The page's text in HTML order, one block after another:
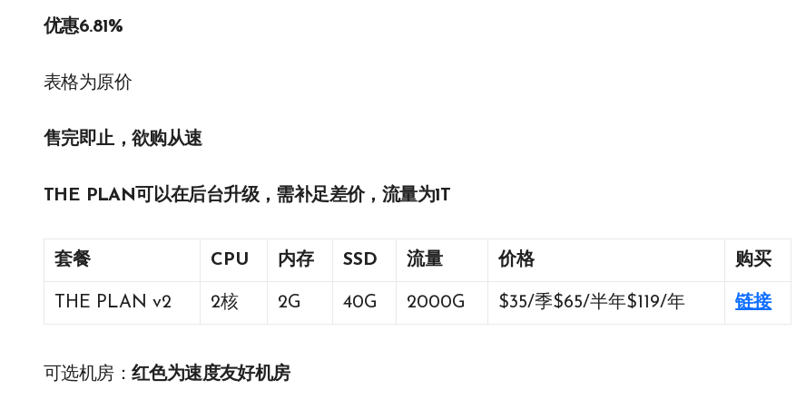
优惠6.81%
表格为原价
售完即止，欲购从速
THE PLAN可以在后台升级，需补足差价，流量为1T
套餐 CPU 内存 SSD 流量 价格 购买
THE PLAN v2 2核 2G 40G 2000G $35/季$65/半年$119/年 链接
可选机房： 红色为速度友好机房